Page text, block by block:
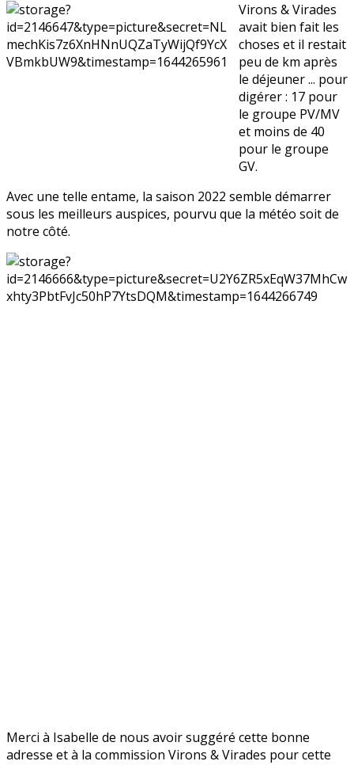
Virons & Virades
avait bien fait les
choses et il restait
peu de km après
le déjeuner ... pour
digérer : 17 pour
le groupe PV/MV
et moins de 40
pour le groupe
GV.
Avec une telle entame, la saison 2022 semble démarrer
sous les meilleurs auspices, pourvu que la météo soit de
notre côté.
Merci à Isabelle de nous avoir suggéré cette bonne
adresse et à la commission Virons & Virades pour cette